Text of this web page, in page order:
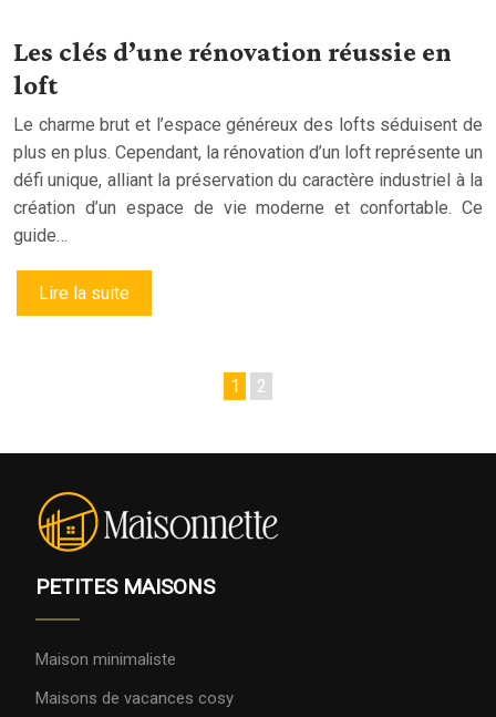
Les clés d’une rénovation réussie en
loft
Le charme brut et l’espace généreux des lofts séduisent de
plus en plus. Cependant, la rénovation d’un loft représente un
défi unique, alliant la préservation du caractère industriel à la
création d’un espace de vie moderne et confortable. Ce
guide…
Lire la suite
1 2
PETITES MAISONS
Maison minimaliste
Maisons de vacances cosy